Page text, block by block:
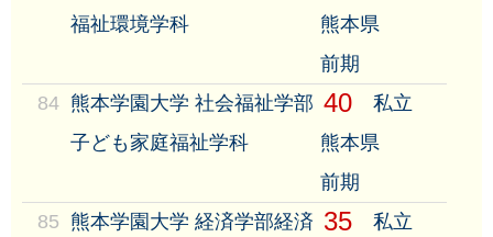
福祉環境学科
熊本県
前期
84 熊本学園大学 社会福祉学部
子ども家庭福祉学科
40
私立
熊本県
前期
85 熊本学園大学 経済学部経済 35
私立